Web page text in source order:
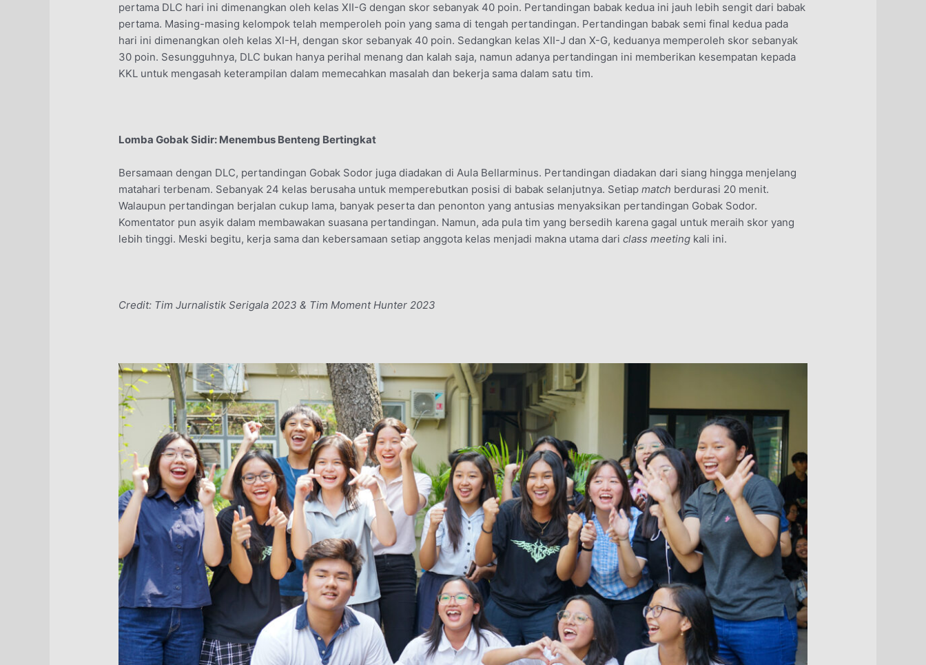
pertama DLC hari ini dimenangkan oleh kelas XII-G dengan skor sebanyak 40 poin. Pertandingan babak kedua ini jauh lebih sengit dari babak
pertama. Masing-masing kelompok telah memperoleh poin yang sama di tengah pertandingan. Pertandingan babak semi final kedua pada
hari ini dimenangkan oleh kelas XI-H, dengan skor sebanyak 40 poin. Sedangkan kelas XII-J dan X-G, keduanya memperoleh skor sebanyak
30 poin. Sesungguhnya, DLC bukan hanya perihal menang dan kalah saja, namun adanya pertandingan ini memberikan kesempatan kepada
KKL untuk mengasah keterampilan dalam memecahkan masalah dan bekerja sama dalam satu tim.
Lomba Gobak Sidir: Menembus Benteng Bertingkat
Bersamaan dengan DLC, pertandingan Gobak Sodor juga diadakan di Aula Bellarminus. Pertandingan diadakan dari siang hingga menjelang
matahari terbenam. Sebanyak 24 kelas berusaha untuk memperebutkan posisi di babak selanjutnya. Setiapmatch berdurasi 20 menit.
Walaupun pertandingan berjalan cukup lama, banyak peserta dan penonton yang antusias menyaksikan pertandingan Gobak Sodor.
Komentator pun asyik dalam membawakan suasana pertandingan. Namun, ada pula tim yang bersedih karena gagal untuk meraih skor yang
lebih tinggi. Meski begitu, kerja sama dan kebersamaan setiap anggota kelas menjadi makna utama dariclass meeting kali ini.
Credit: Tim Jurnalistik Serigala 2023 & Tim Moment Hunter 2023